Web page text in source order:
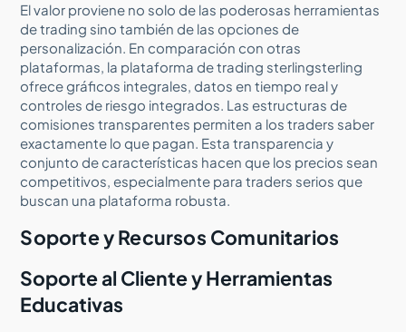
El valor proviene no solo de las poderosas herramientas
de trading sino también de las opciones de
personalización. En comparación con otras
plataformas, la plataforma de trading sterlingsterling
ofrece gráficos integrales, datos en tiempo real y
controles de riesgo integrados. Las estructuras de
comisiones transparentes permiten a los traders saber
exactamente lo que pagan. Esta transparencia y
conjunto de características hacen que los precios sean
competitivos, especialmente para traders serios que
buscan una plataforma robusta.
Soporte y Recursos Comunitarios
Soporte al Cliente y Herramientas
Educativas